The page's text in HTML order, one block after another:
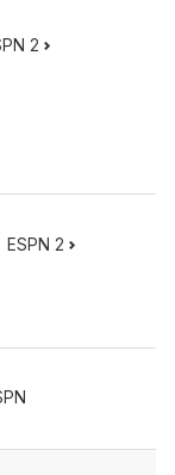
2
ESPN 2